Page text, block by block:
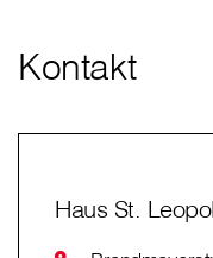
Kontakt
Haus St.